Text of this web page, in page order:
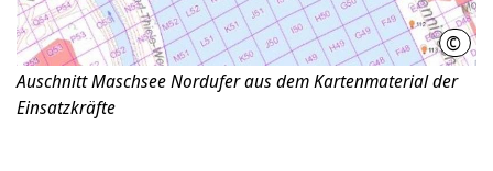
©
Auschnitt Maschsee Nordufer aus dem Kartenmaterial der
Einsatzkräfte